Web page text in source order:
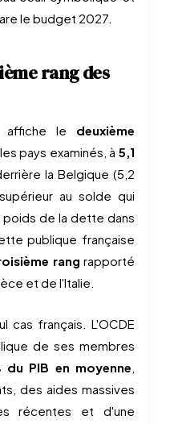
le budget 2027.
rang des
affiche le deuxième
pays examinés, à5,1
la Belgique (5,2
au solde qui
de la dette dans
publique française
rang rapporté
et de l'Italie.
cas français. L'OCDE
de ses membres
du PIB en moyenne,
des aides massives
récentes et d'une